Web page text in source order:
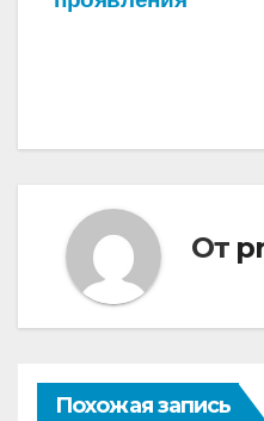
От
Похожая запись